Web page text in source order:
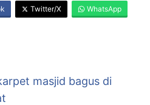
Twitter/X WhatsApp
masjid bagus di